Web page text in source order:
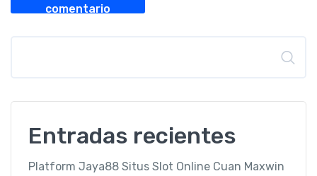
comentario
Entradas recientes
Platform Jaya88 Situs Slot Online Cuan Maxwin